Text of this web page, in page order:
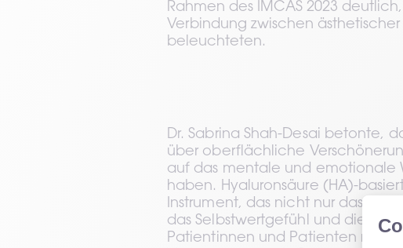
Rahmen des IMCAS 2023
Verbindung zwischen
beleuchteten.
Dr. Sabrina Shah-Desai betonte,
über oberflächliche
auf das mentale und emotionale
haben. Hyaluronsäure (HA)-
Instrument, das nicht nur das
das Selbstwertgefühl und die
Patientinnen und Patienten nach